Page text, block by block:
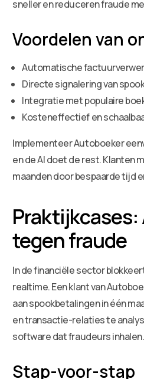
sneller en reduceren fraude
Voordelen van
Automatische
Directe signalering van
Integratie met populaire
Kosteneffectief en
Implementeer Autoboeker
en de AI doet de rest. Klanten
maanden door bespaarde tijd
tegen fraude
In de financiële sector
realtime. Een klant van
aan spookbetalingen in één
en transactie-relaties te
software dat fraudeurs inhalen.
Stap-voor-stap